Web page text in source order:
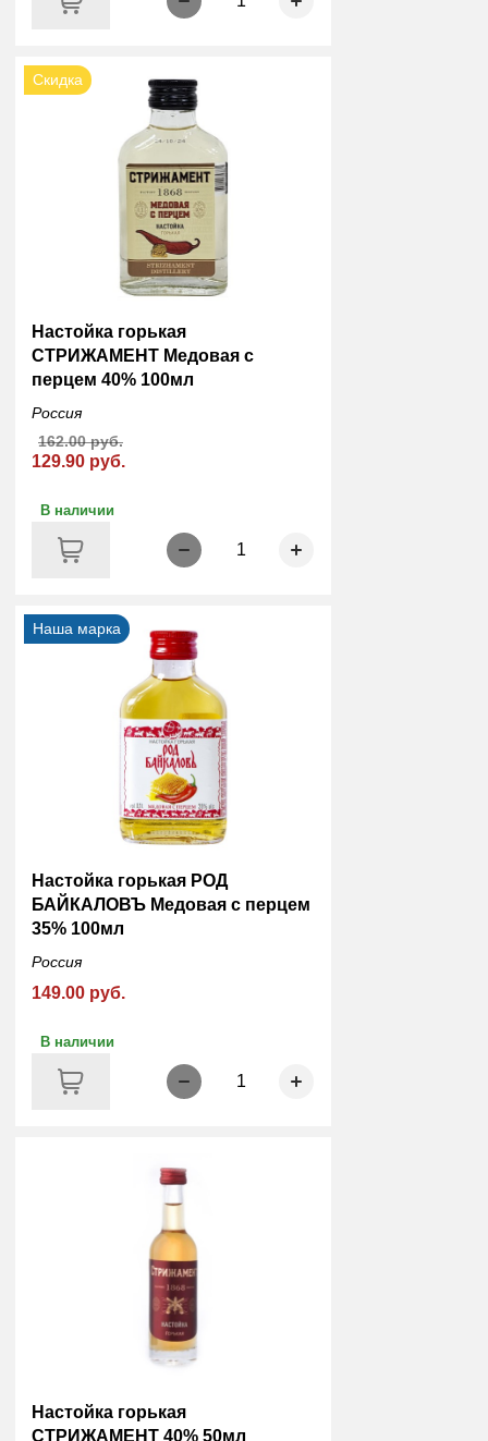
Скидка
Настойка горькая
СТРИЖАМЕНТ Медовая с
перцем 40% 100мл
Россия
129.90 руб.
162.00 руб.
В наличии
1
Наша марка
Настойка горькая РОД
БАЙКАЛОВЪ Медовая с перцем
35% 100мл
Россия
149.00 руб.
В наличии
1
Настойка горькая
СТРИЖАМЕНТ 40% 50мл